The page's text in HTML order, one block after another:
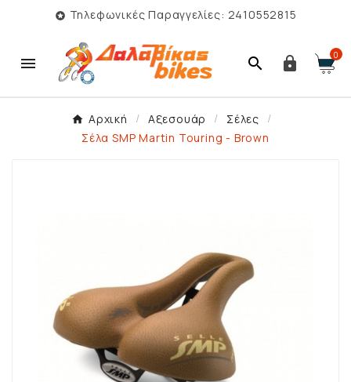
 Τηλεφωνικές Παραγγελίες: 2410552815
   0
Αρχική Αξεσουάρ
Σέλες
Σέλα SMP Martin Touring - Brown